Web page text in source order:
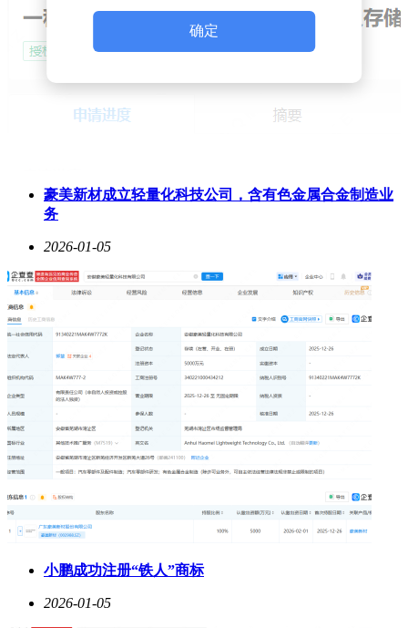
确定
豪美新材成立轻量化科技公司，含有色金属合金制造业
务
2026-01-05
小鹏成功注册“铁人”商标
2026-01-05